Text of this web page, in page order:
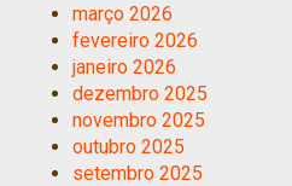
março 2026
fevereiro 2026
janeiro 2026
dezembro 2025
novembro 2025
outubro 2025
setembro 2025